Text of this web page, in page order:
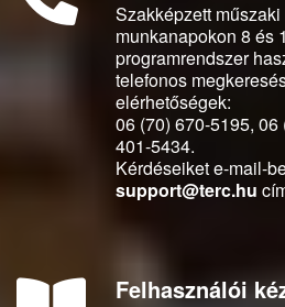
Szakképzett
munkanapokon 8 és
programrendszer
telefonos
elérhetőségek:
06 (70) 670-5195,
401-5434.
Kérdéseiket e-mail-
support@terc.hu
Felhasználói